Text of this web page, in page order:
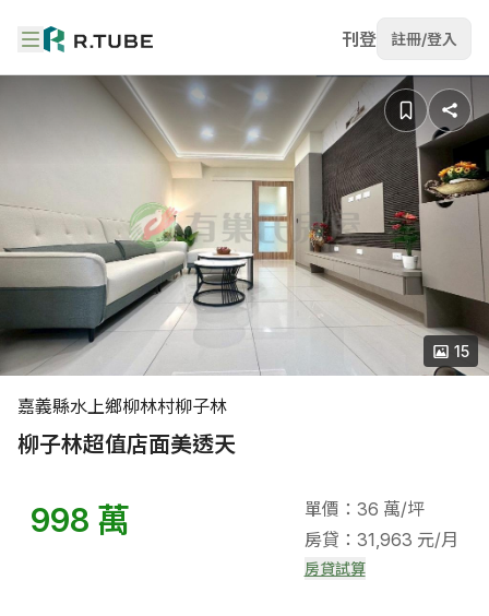
刊登 註冊/登入
嘉義縣水上鄉柳林村柳子林
柳子林超值店面美透天
15
998 萬
單價：36 萬/坪
房貸：31,963 元/月
房貸試算